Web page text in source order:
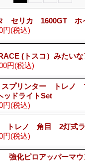
セリカ 1600GT ホ
円(税込)
(トスコ）みたい
円(税込)
スプリンター トレノ
ッドライトSet
円(税込)
トレノ 角目 2灯式ラ
円(税込)
強化ピロアッパーマウ